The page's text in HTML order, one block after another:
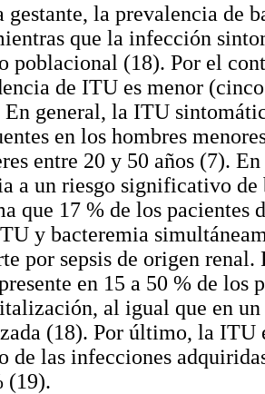
gestante, la prevalencia de
que la infección
poblacional (18). Por el
de ITU es menor
En general, la ITU
en los hombres
entre 20 y 50 años (7).
a un riesgo significativo de
que 17 % de los pacientes
y bacteremia
por sepsis de origen
en 15 a 50 % de los
al igual que en
(18). Por último, la ITU
de las infecciones
(19).